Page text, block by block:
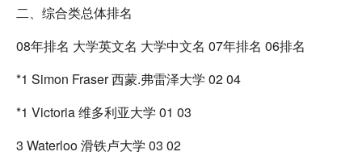
二、综合类总体排名
08年排名 大学英文名 大学中文名 07年排名 06排名
*1 Simon Fraser 西蒙.弗雷泽大学 02 04
*1 Victoria 维多利亚大学 01 03
3 Waterloo 滑铁卢大学 03 02